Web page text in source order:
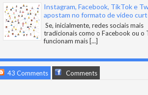
Instagram, Facebook, TikTok e
apostam no formato de vídeo
Se, inicialmente, redes sociais mais
tradicionais como o Facebook ou o
funcionam mais [...]
43 Comments Comments